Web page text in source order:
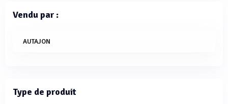
Vendu par :
AUTAJON
Type de produit